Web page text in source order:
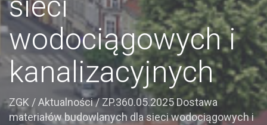
wodociągowych i
kanalizacyjnych
ZGK /Aktualności/ ZP.360.05.2025 Dostawa
materiałów budowlanych dla sieci wodociągowych i